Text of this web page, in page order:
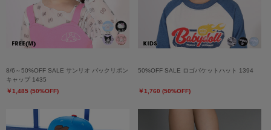
8/6～50%OFF SALE サンリオ バックリボン
キャップ 1435
￥1,485 (50%OFF)
50%OFF SALE ロゴバケットハット 1394
￥1,760 (50%OFF)